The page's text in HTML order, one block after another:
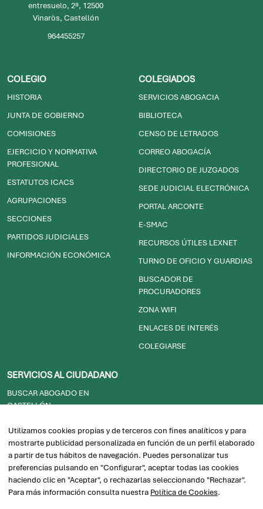
Calle Jutges nº15 -
entresuelo, 2ª, 12500
Vinaròs, Castellón
COLEGIO
HISTORIA
JUNTA DE GOBIERNO
COMISIONES
EJERCICIO Y NORMATIVA
PROFESIONAL
ESTATUTOS ICACS
AGRUPACIONES
SECCIONES
PARTIDOS JUDICIALES
COLEGIADOS
SERVICIOS ABOGACIA
BIBLIOTECA
CENSO DE LETRADOS
CORREO ABOGACÍA
DIRECTORIO DE JUZGADOS
SEDE JUDICIAL ELECTRÓNICA
PORTAL ARCONTE
E-SMAC
RECURSOS ÚTILES LEXNET
TURNO DE OFICIO Y GUARDIAS
BUSCADOR DE
PROCURADORES
ZONA WIFI
ENLACES DE INTERÉS
SERVICIOS AL CIUDADANO
SUGERENCIAS O QUEJAS
ALQUILER DE SALAS
SOJ/JUSTICIA GRATUITA
Utilizamos cookies propias y de terceros con fines analíticos y para
mostrarte publicidad personalizada en función de un perfil elaborado
a partir de tus hábitos de navegación. Puedes personalizar tus
preferencias pulsando en "Configurar", aceptar todas las cookies
haciendo clic en "Aceptar", o rechazarlas seleccionando "Rechazar".
Para más información consulta nuestra Política de Cookies.